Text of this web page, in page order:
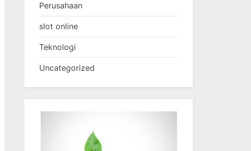
Perusahaan
slot online
Teknologi
Uncategorized